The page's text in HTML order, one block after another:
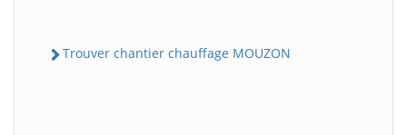
Trouver chantier chauffage MOUZON